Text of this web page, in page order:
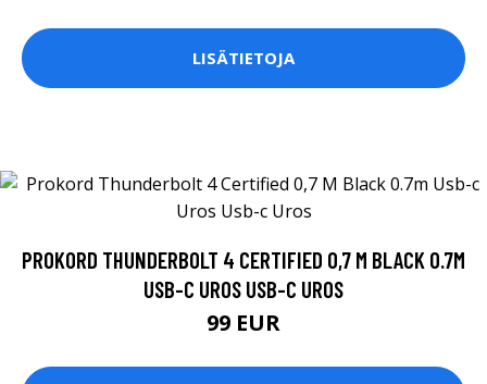
LISÄTIETOJA
PROKORD THUNDERBOLT 4 CERTIFIED 0,7 M BLACK 0.7M
USB-C UROS USB-C UROS
99 EUR